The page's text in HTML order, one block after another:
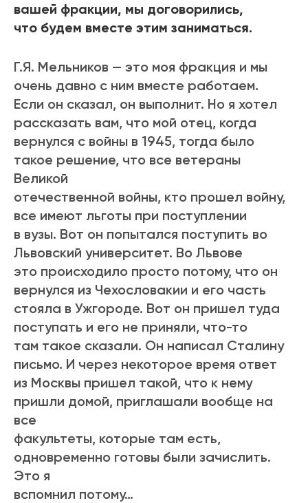
вашей фракции, мы договорились,
что будем вместе этим заниматься.
Г.Я. Мельников — это моя фракция и мы
очень давно с ним вместе работаем.
Если он сказал, он выполнит. Но я хотел
рассказать вам, что мой отец, когда
вернулся с войны в 1945, тогда было
такое решение, что все ветераны
Великой
отечественной войны, кто прошел войну,
все имеют льготы при поступлении
в вузы. Вот он попытался поступить во
Львовский университет. Во Львове
это происходило просто потому, что он
вернулся из Чехословакии и его часть
стояла в Ужгороде. Вот он пришел туда
поступать и его не приняли, что-то
там такое сказали. Он написал Сталину
письмо. И через некоторое время ответ
из Москвы пришел такой, что к нему
пришли домой, приглашали вообще на
все
факультеты, которые там есть,
одновременно готовы были зачислить.
Это я
вспомнил потому…